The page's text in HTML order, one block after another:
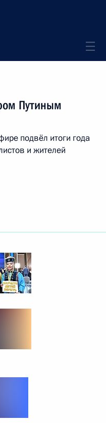
Путиным
подвёл итоги года
и жителей